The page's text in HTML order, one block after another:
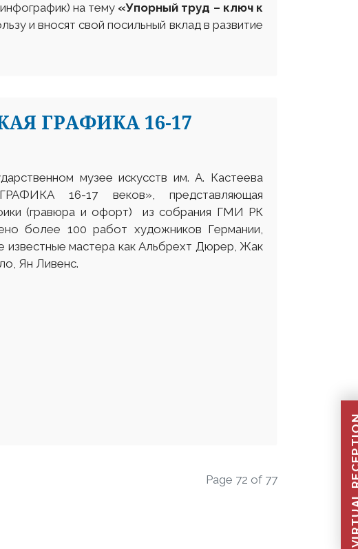
на тему «Упорный труд – ключ к
и вносят свой посильный вклад в развитие
ГРАФИКА 16-17
музее искусств им. А. Кастеева
16-17 веков», представляющая
(гравюра и офорт) из собрания ГМИ РК
более 100 работ художников Германии,
известные мастера как Альбрехт Дюрер, Жак
Ян Ливенс.
Page 72 of 77